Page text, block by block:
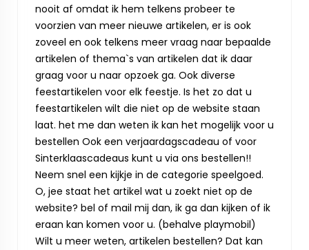
nooit af omdat ik hem telkens probeer te
voorzien van meer nieuwe artikelen, er is ook
zoveel en ook telkens meer vraag naar bepaalde
artikelen of thema`s van artikelen dat ik daar
graag voor u naar opzoek ga. Ook diverse
feestartikelen voor elk feestje. Is het zo dat u
feestartikelen wilt die niet op de website staan
laat. het me dan weten ik kan het mogelijk voor u
bestellen Ook een verjaardagscadeau of voor
Sinterklaascadeaus kunt u via ons bestellen!!
Neem snel een kijkje in de categorie speelgoed.
O, jee staat het artikel wat u zoekt niet op de
website? bel of mail mij dan, ik ga dan kijken of ik
eraan kan komen voor u. (behalve playmobil)
Wilt u meer weten, artikelen bestellen? Dat kan